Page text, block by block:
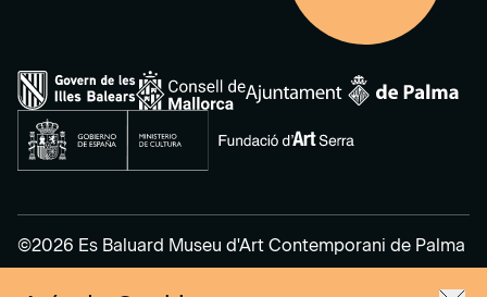
©2026 Es Baluard Museu d'Art Contemporani de Palma